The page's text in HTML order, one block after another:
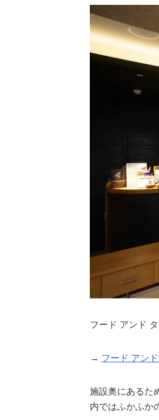
フード アンド
→ フード アン
施設奥にあるた
内ではふかふか